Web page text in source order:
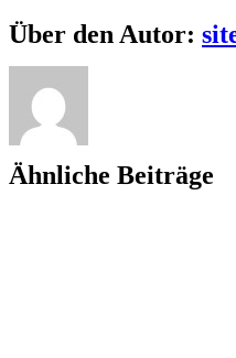
Facebook
X
Bluesky
Reddit
LinkedIn
WhatsApp
Telegram
Tumblr
Pinterest
Xing
E-
Mail
Über den Autor:
Ähnliche Beiträge